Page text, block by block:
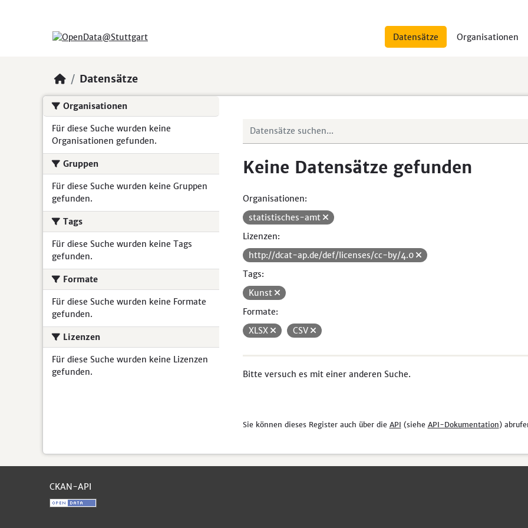
Datensätze Organisationen
Datensätze
Organisationen
Für diese Suche wurden keine
Organisationen gefunden.
Gruppen
Für diese Suche wurden keine Gruppen
gefunden.
Tags
Für diese Suche wurden keine Tags
gefunden.
Formate
Für diese Suche wurden keine Formate
gefunden.
Lizenzen
Für diese Suche wurden keine Lizenzen
gefunden.
Keine Datensätze gefunden
Organisationen:
statistisches-amt
Lizenzen:
http://dcat-ap.de/def/licenses/cc-by/4.0
Tags:
Kunst
Formate:
XLSX
CSV
Bitte versuch es mit einer anderen Suche.
Sie können dieses Register auch über die API (siehe API-Dokumentation)
CKAN-API